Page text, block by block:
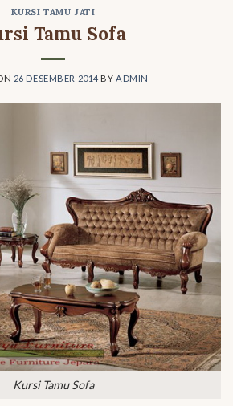
KURSI TAMU JATI
Tamu Sofa
26 DESEMBER 2014 BY ADMIN
Kursi Tamu Sofa